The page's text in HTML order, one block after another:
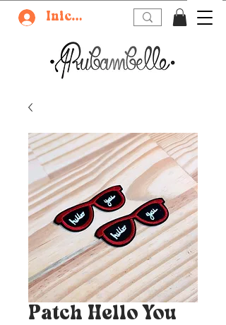
Iniciar sesión
Patch Hello You